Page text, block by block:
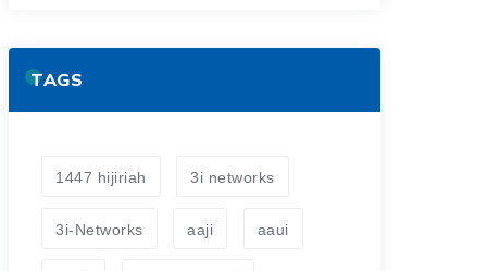
TAGS
1447 hijiriah 3i networks
3i-Networks aaji aaui